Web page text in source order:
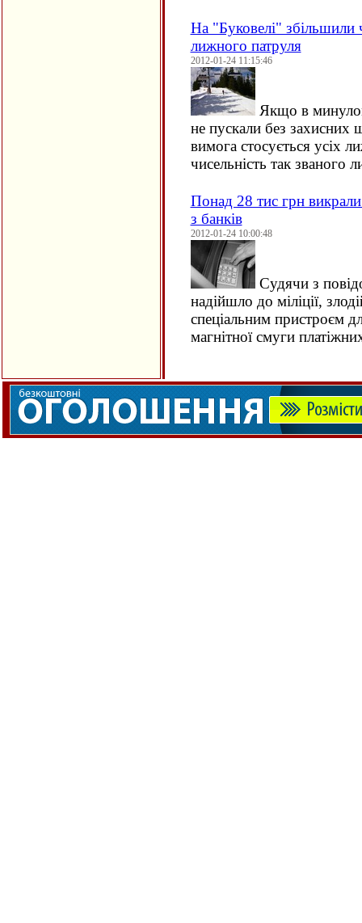
На "Буковелі" збільшили
лижного патруля
2012-01-24 11:15:46
Якщо в
не пускали без захисних
вимога стосується усіх
чисельність так званого
Понад 28 тис грн
з банків
2012-01-24 10:00:48
Судячи з
надійшло до міліції,
спеціальним пристроєм
магнітної смуги